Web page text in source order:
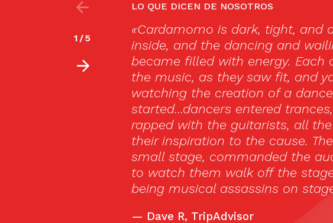
LO QUE DICEN DE NOSOTROS
and as the clouds formed
wailing began, the rooms
Each of the dancers interpreted
and you felt that you were
dance, every time a new dancer
clicked, and clocked,
all the while the singers added
The dancers, while on this
the audience, and it was a treat
stage with all humbleness, after
I used to always
dance that took
trip to Spain I
Flamenco. I was
always imagined
—Marina
2 /5